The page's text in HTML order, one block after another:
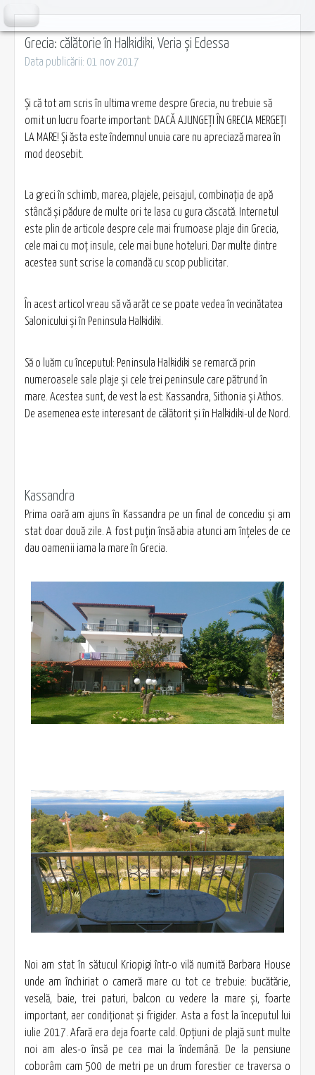
Grecia: călătorie în Halkidiki, Veria și Edessa
Data publicării: 01 nov 2017
Şi că tot am scris în ultima vreme despre Grecia, nu trebuie să
omit un lucru foarte important: DACĂ AJUNGEŢI ÎN GRECIA MERGEŢI
LA MARE! Şi ăsta este îndemnul unuia care nu apreciază marea în
mod deosebit.
La greci în schimb, marea, plajele, peisajul, combinaţia de apă
stâncă şi pădure de multe ori te lasa cu gura căscată. Internetul
este plin de articole despre cele mai frumoase plaje din Grecia,
cele mai cu moţ insule, cele mai bune hoteluri. Dar multe dintre
acestea sunt scrise la comandă cu scop publicitar.
În acest articol vreau să vă arăt ce se poate vedea în vecinătatea
Salonicului şi în Peninsula Halkidiki.
Să o luăm cu începutul: Peninsula Halkidiki se remarcă prin
numeroasele sale plaje şi cele trei peninsule care pătrund în
mare. Acestea sunt, de vest la est: Kassandra, Sithonia şi Athos.
De asemenea este interesant de călătorit şi în Halkidiki-ul de Nord.
Kassandra
Prima oară am ajuns în Kassandra pe un final de concediu şi am
stat doar două zile. A fost puţin însă abia atunci am înţeles de ce
dau oamenii iama la mare în Grecia.
Noi am stat în sătucul Kriopigi într-o vilă numită Barbara House
unde am închiriat o cameră mare cu tot ce trebuie: bucătărie,
veselă, baie, trei paturi, balcon cu vedere la mare şi, foarte
important, aer condiţionat şi frigider. Asta a fost la începutul lui
iulie 2017. Afară era deja foarte cald. Opţiuni de plajă sunt multe
noi am ales-o însă pe cea mai la îndemână. De la pensiune
coborâm cam 500 de metri pe un drum forestier ce traversa o